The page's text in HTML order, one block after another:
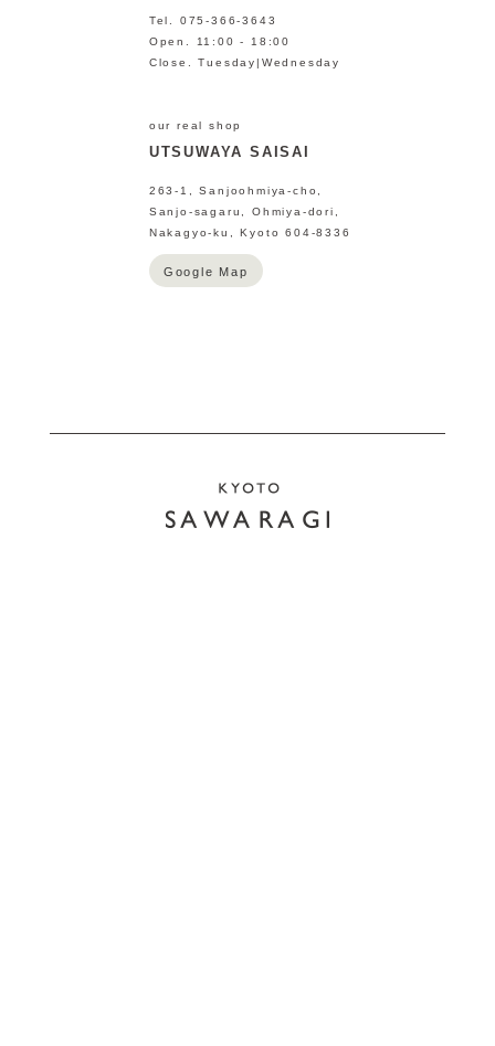
Tel. 075-366-3643
Open. 11:00 - 18:00
Close. Tuesday|Wednesday
our real shop
UTSUWAYA SAISAI
263-1, Sanjoohmiya-cho,
Sanjo-sagaru, Ohmiya-dori,
Nakagyo-ku, Kyoto 604-8336
Google Map